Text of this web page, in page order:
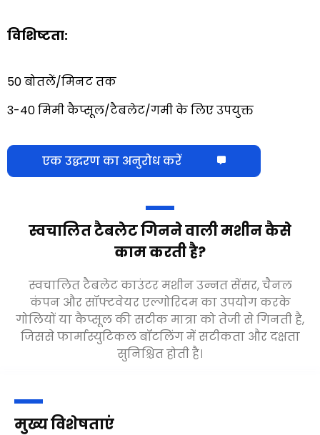
विशिष्टता:
50 बोतलें/मिनट तक
3-40 मिमी कैप्सूल/टैबलेट/गमी के लिए उपयुक्त
एक उद्धरण का अनुरोध करें
स्वचालित टैबलेट गिनने वाली मशीन कैसे
काम करती है?
स्वचालित टैबलेट काउंटर मशीन उन्नत सेंसर, चैनल
कंपन और सॉफ्टवेयर एल्गोरिदम का उपयोग करके
गोलियों या कैप्सूल की सटीक मात्रा को तेजी से गिनती है,
जिससे फार्मास्युटिकल बॉटलिंग में सटीकता और दक्षता
सुनिश्चित होती है।
मुख्य विशेषताएं